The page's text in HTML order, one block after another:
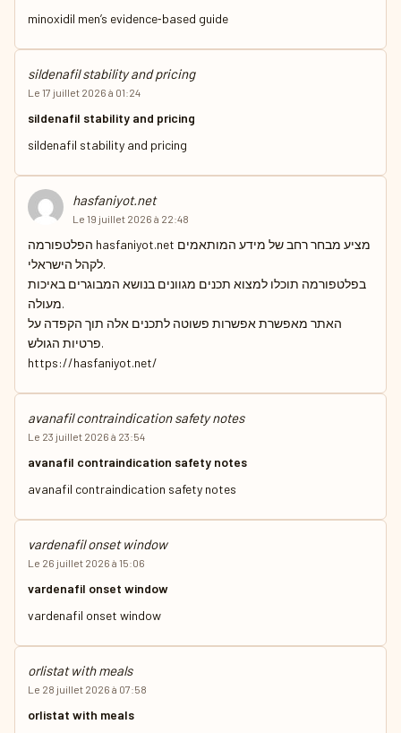
minoxidil men’s evidence‑based guide
sildenafil stability and pricing
Le 17 juillet 2026 à 01:24
sildenafil stability and pricing
sildenafil stability and pricing
hasfaniyot.net
Le 19 juillet 2026 à 22:48
הפלטפורמה hasfaniyot.net מציע מבחר רחב של מידע המותאמים
לקהל הישראלי.
בפלטפורמה תוכלו למצוא תכנים מגוונים בנושא המבוגרים באיכות
מעולה.
האתר מאפשרת אפשרות פשוטה לתכנים אלה תוך הקפדה על
פרטיות הגולש.
https://hasfaniyot.net/
avanafil contraindication safety notes
Le 23 juillet 2026 à 23:54
avanafil contraindication safety notes
avanafil contraindication safety notes
vardenafil onset window
Le 26 juillet 2026 à 15:06
vardenafil onset window
vardenafil onset window
orlistat with meals
Le 28 juillet 2026 à 07:58
orlistat with meals